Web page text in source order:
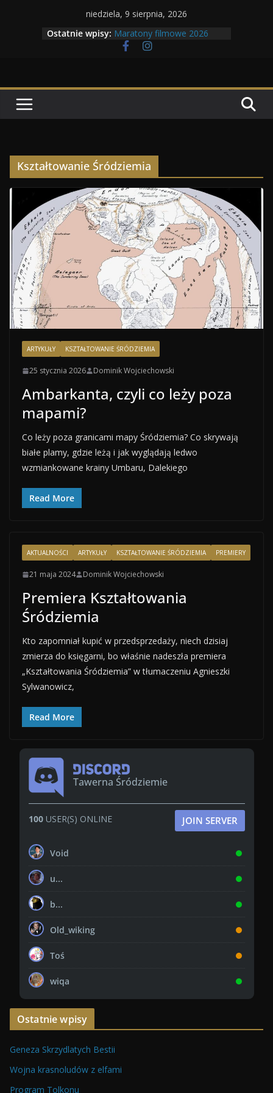
niedziela, 9 sierpnia, 2026
Ostatnie wpisy: Maratony filmowe 2026
Geneza Skrzydlatych Bestii
Kształtowanie Śródziemia
ARTYKUŁY KSZTAŁTOWANIE ŚRÓDZIEMIA
25 stycznia 2026 Dominik Wojciechowski
Ambarkanta, czyli co leży poza
mapami?
Co leży poza granicami mapy Śródziemia? Co skrywają
białe plamy, gdzie leżą i jak wyglądają ledwo
wzmiankowane krainy Umbaru, Dalekiego
Read More
AKTUALNOŚCI ARTYKUŁY KSZTAŁTOWANIE ŚRÓDZIEMIA PREMIERY
21 maja 2024 Dominik Wojciechowski
Premiera Kształtowania
Śródziemia
Kto zapomniał kupić w przedsprzedaży, niech dzisiaj
zmierza do księgarni, bo właśnie nadeszła premiera
„Kształtowania Śródziemia” w tłumaczeniu Agnieszki
Sylwanowicz,
Read More
Tawerna Śródziemie
100USER(S) ONLINE JOIN SERVER
Void
u...
b...
Old_wiking
Toś
wiqa
Ostatnie wpisy
Geneza Skrzydlatych Bestii
Wojna krasnoludów z elfami
Program Tolkonu